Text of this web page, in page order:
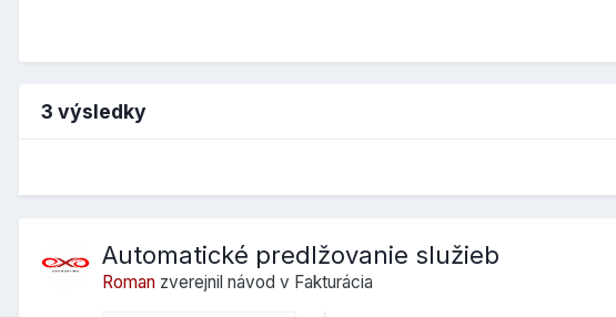
3 výsledky
Automatické predlžovanie služieb
Roman zverejnil návod v Fakturácia